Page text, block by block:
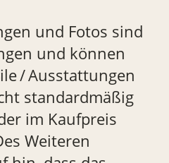
und Fotos sind
und können
/ Ausstattungen
standardmäßig
im Kaufpreis
Weiteren